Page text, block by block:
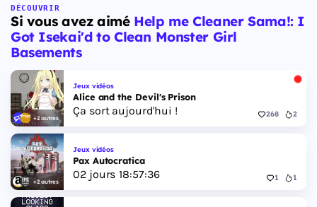
Floride, et sa ville Vice City. Il met en scène
pour la première fois un duo de protagonistes
jouables, Jason et Lucia, cette dernière étant la
première héroïne jouable d'un GTA principal.
DÉCOUVRIR
Si vous avez aimé Help me Cleaner Sama!: I
Got Isekai'd to Clean Monster Girl
Basements
+2 autres
Jeux vidéos
Alice and the Devil's Prison
Ça sort aujourd'hui ! 268 2
+2 autres
Jeux vidéos
Pax Autocratica
02jours 18:57:35 1 1